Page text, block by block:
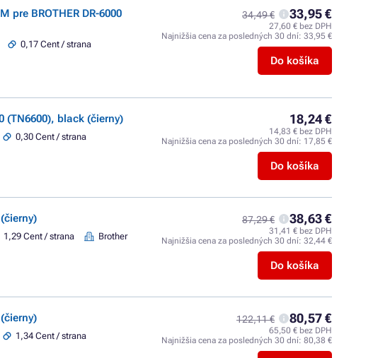
pre BROTHER DR-6000
0,17 Cent / strana
34,49 € 33,95 €
27,60 € bez DPH
Najnižšia cena za posledných 30 dní: 33,95 €
Do košíka
(TN6600), black (čierny)
0,30 Cent / strana
18,24 €
14,83 € bez DPH
Najnižšia cena za posledných 30 dní: 17,85 €
Do košíka
1,29 Cent / strana Brother
87,29 € 38,63 €
31,41 € bez DPH
Najnižšia cena za posledných 30 dní: 32,44 €
Do košíka
1,34 Cent / strana
122,11 € 80,57 €
65,50 € bez DPH
Najnižšia cena za posledných 30 dní: 80,38 €